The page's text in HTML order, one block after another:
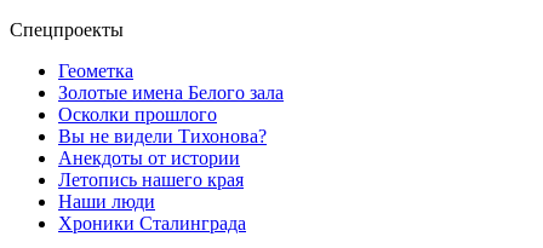
Спецпроекты
Геометка
Золотые имена Белого зала
Осколки прошлого
Вы не видели Тихонова?
Анекдоты от истории
Летопись нашего края
Наши люди
Хроники Сталинграда